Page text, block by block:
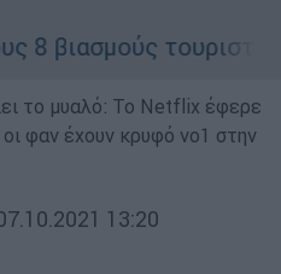
τουριστριών
το μυαλό: Το Netflix έφερε
φαν έχουν κρυφό νο1 στην
13:20